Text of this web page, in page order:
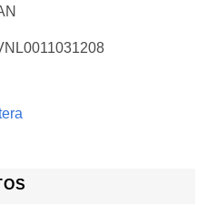
NL0011031208